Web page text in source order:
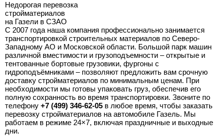
Недорогая перевозка
стройматериалов
на Газели в СЗАО
С 2007 года наша компания профессионально занимается
транспортировкой строительных материалов по Северо-
Западному АО и Московской области. Большой парк машин
различной вместимости и грузоподъемности – открытые и
тентованные бортовые грузовики, фургоны с
гидроподъёмниками – позволяют предложить вам срочную
доставку стройматериалов по минимальным ценам. При
необходимости мы готовы упаковать груз, обеспечив его
полную сохранность во время транспортировки. Звоните по
телефону +7 (499) 346-62-05 в любое время, чтобы заказать
перевозку стройматериалов на автомобиле Газель. Мы
работаем в режиме 24×7, включая праздничные и выходные
дни.